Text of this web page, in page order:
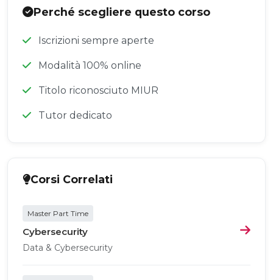
Perché scegliere questo corso
Iscrizioni sempre aperte
Modalità 100% online
Titolo riconosciuto MIUR
Tutor dedicato
Corsi Correlati
Master Part Time
Cybersecurity
Data & Cybersecurity